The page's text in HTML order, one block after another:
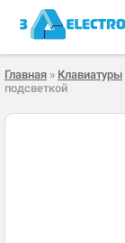
Главная » Клавиатуры
подсветкой